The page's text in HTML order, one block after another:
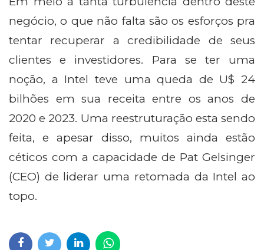
negócio, o que não falta são os esforços pra
tentar recuperar a credibilidade de seus
clientes e investidores. Para se ter uma
noção, a Intel teve uma queda de U$ 24
bilhões em sua receita entre os anos de
2020 e 2023. Uma reestruturação esta sendo
feita, e apesar disso, muitos ainda estão
céticos com a capacidade de Pat Gelsinger
(CEO) de liderar uma retomada da Intel ao
topo.